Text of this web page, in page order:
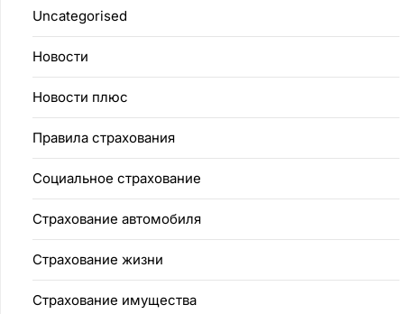
Uncategorised
Новости
Новости плюс
Правила страхования
Социальное страхование
Страхование автомобиля
Страхование жизни
Страхование имущества